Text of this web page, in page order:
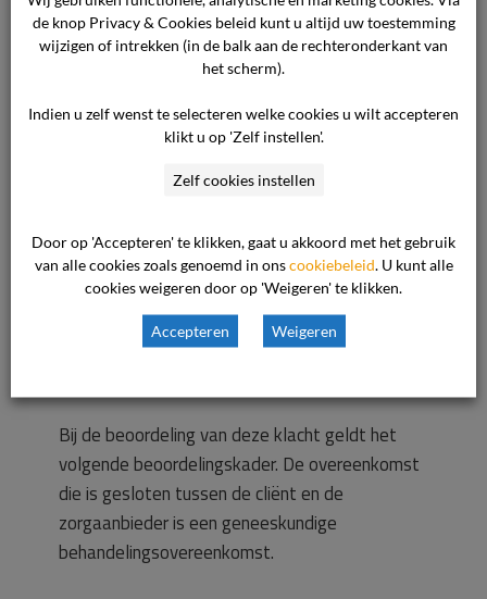
worden verweten.
Verder heeft de nefroloog erop gewezen dat
de nierfunctie weliswaar achteruit is gegaan,
maar minder snel dan door de cliënt wordt
aangenomen. Dat wijst erop dat de behandeling
op Richtlijn Chronische Nierschade niet
Beoordeling van het geschil
De commissie heeft het volgende overwogen.
Bij de beoordeling van deze klacht geldt het
volgende beoordelingskader. De overeenkomst
die is gesloten tussen de cliënt en de
zorgaanbieder is een geneeskundige
behandelingsovereenkomst.
de knop Privacy & Cookies beleid kunt u altijd uw toestemming
wijzigen of intrekken (in de balk aan de rechteronderkant van
het scherm).
Indien u zelf wenst te selecteren welke cookies u wilt accepteren
klikt u op 'Zelf instellen'.
Zelf cookies instellen
Door op 'Accepteren' te klikken, gaat u akkoord met het gebruik
van alle cookies zoals genoemd in onscookiebeleid. U kunt alle
cookies weigeren door op 'Weigeren' te klikken.
Accepteren Weigeren